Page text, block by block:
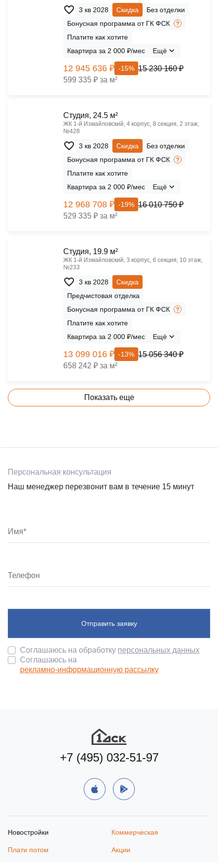
3 кв 2028 Скидка
Без отделки
Бонусная программа от ГК ФСК
Платите как хотите
Квартира за 2 000 ₽/мес
Ещё
12 945 636 ₽ -15% 15 230 160 ₽
599 335 ₽ за м²
Cтудия, 24.5 м²
ЖК 1‑й Измайловский, 4 корпус, 8 секция, 2 этаж,
№428
3 кв 2028 Скидка
Без отделки
Бонусная программа от ГК ФСК
Платите как хотите
Квартира за 2 000 ₽/мес
Ещё
12 968 708 ₽ -19% 16 010 750 ₽
529 335 ₽ за м²
Cтудия, 19.9 м²
ЖК 1‑й Измайловский, 3 корпус, 6 секция, 10 этаж,
№233
3 кв 2028
Скидка
Предчистовая отделка
Бонусная программа от ГК ФСК
Платите как хотите
Квартира за 2 000 ₽/мес
Ещё
13 099 016 ₽ -13% 15 056 340 ₽
658 242 ₽ за м²
Показать еще
Персональная консультация
Наш менеджер перезвонит вам в течение 15 минут
Отправить заявку
Соглашаюсь на обработку персональных данных
Соглашаюсь на
рекламно-информационную рассылку
+7 (495) 032-51-97
Новостройки Коммерческая
Плати потом Акции